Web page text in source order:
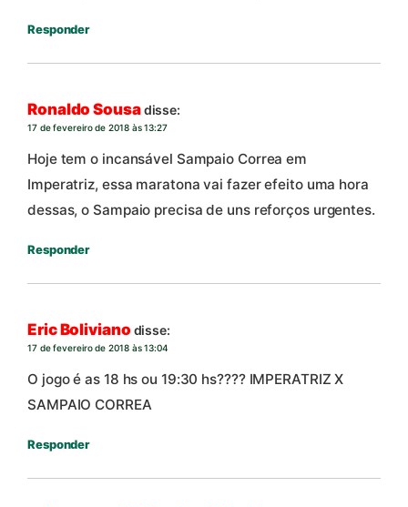
Responder
Ronaldo Sousadisse:
17 de fevereiro de 2018 às 13:27
Hoje tem o incansável Sampaio Correa em
Imperatriz, essa maratona vai fazer efeito uma hora
dessas, o Sampaio precisa de uns reforços urgentes.
Responder
Eric Boliviano disse:
17 de fevereiro de 2018 às 13:04
O jogo é as 18 hs ou 19:30 hs???? IMPERATRIZ X
SAMPAIO CORREA
Responder